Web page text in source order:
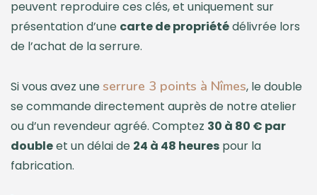
peuvent reproduire ces clés, et uniquement sur
présentation d’une carte de propriétédélivrée lors
de l’achat de la serrure.
Si vous avez uneserrure 3 points à Nîmes, le double
se commande directement auprès de notre atelier
ou d’un revendeur agréé. Comptez 30 à 80 € par
doubleet un délai de 24 à 48 heures pour la
fabrication.